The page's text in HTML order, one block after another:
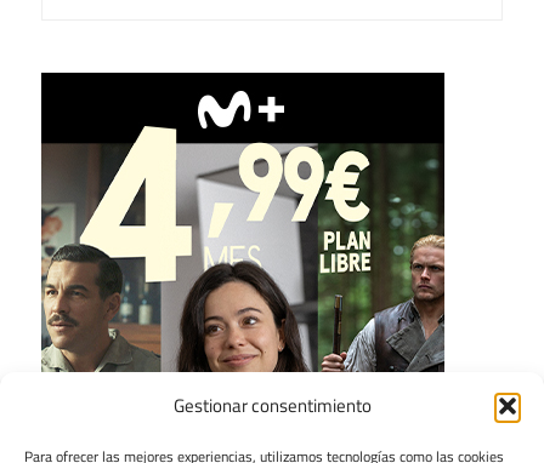
Gestionar consentimiento
Para ofrecer las mejores experiencias, utilizamos tecnologías como las cookies